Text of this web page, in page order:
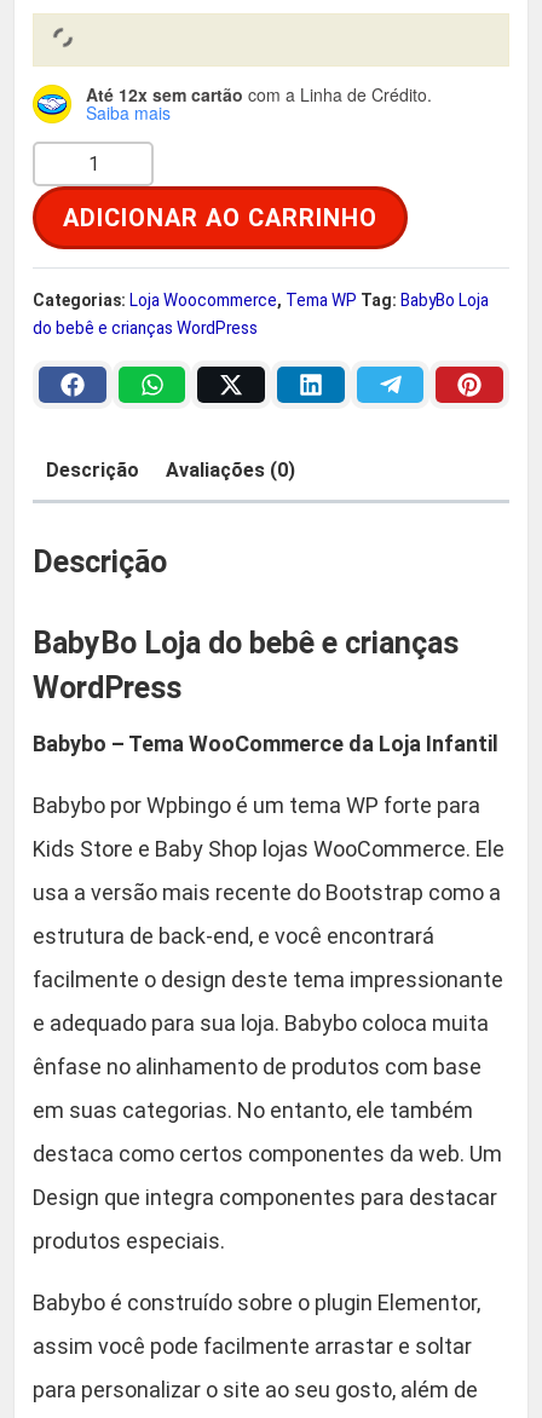
a
l
e
r
a
:
$
9
,
9
0
.
:
$
9
9
Até 12x sem cartão com a Linha de Crédito.
Saiba mais
u
a
t
i
ADICIONAR AO CARRINHO
Categorias: Loja Woocommerce, Tema WP Tag: BabyBo Loja
do bebê e crianças WordPress
Descrição Avaliações (0)
Descrição
BabyBo Loja do bebê e crianças
WordPress
Babybo – Tema WooCommerce da Loja Infantil
Babybo por Wpbingo é um tema WP forte para
Kids Store e Baby Shop lojas WooCommerce. Ele
usa a versão mais recente do Bootstrap como a
estrutura de back-end, e você encontrará
facilmente o design deste tema impressionante
e adequado para sua loja. Babybo coloca muita
ênfase no alinhamento de produtos com base
em suas categorias. No entanto, ele também
destaca como certos componentes da web. Um
Design que integra componentes para destacar
produtos especiais.
Babybo é construído sobre o plugin Elementor,
assim você pode facilmente arrastar e soltar
para personalizar o site ao seu gosto, além de